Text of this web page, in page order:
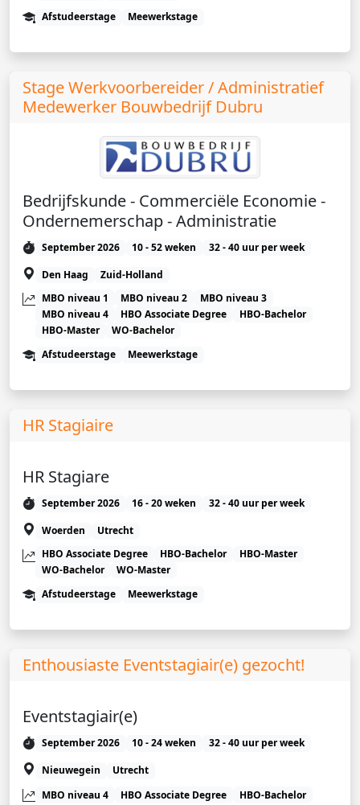
Afstudeerstage
Meewerkstage
Stage Werkvoorbereider / Administratief
Medewerker Bouwbedrijf Dubru
Bedrijfskunde - Commerciële Economie -
Ondernemerschap - Administratie
September 2026 10 - 52 weken
32 - 40 uur per week
Den Haag
Zuid-Holland
MBO niveau 1
MBO niveau 2
MBO niveau 3
MBO niveau 4
HBO Associate Degree
HBO-Bachelor
HBO-Master
WO-Bachelor
Afstudeerstage
Meewerkstage
HR Stagiaire
HR Stagiare
September 2026 16 - 20 weken
32 - 40 uur per week
Woerden
Utrecht
HBO Associate Degree
HBO-Bachelor
HBO-Master
WO-Bachelor
WO-Master
Afstudeerstage
Meewerkstage
Enthousiaste Eventstagiair(e) gezocht!
Eventstagiair(e)
September 2026 10 - 24 weken
32 - 40 uur per week
Nieuwegein
Utrecht
MBO niveau 4
HBO Associate Degree HBO-Bachelor